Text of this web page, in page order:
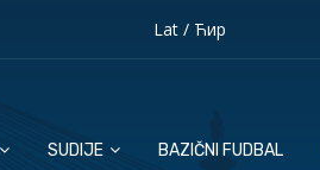
Lat/ Ћир
SUDIJE BAZIČNI FUDBAL